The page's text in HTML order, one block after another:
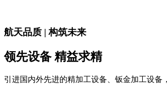
航天品质 | 构筑未来
领先设备 精益求精
引进国内外先进的精加工设备、钣金加工设备